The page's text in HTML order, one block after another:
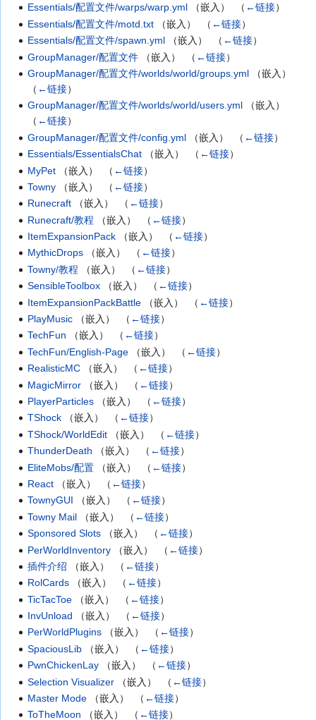
Essentials/配置文件/warps/warp.yml （嵌入） ‎ （ ←链接）
Essentials/配置文件/motd.txt （嵌入） ‎ （ ←链接）
Essentials/配置文件/spawn.yml （嵌入） ‎ （ ←链接）
GroupManager/配置文件 （嵌入） ‎ （ ←链接）
GroupManager/配置文件/worlds/world/groups.yml （嵌入） ‎
（ ←链接）
GroupManager/配置文件/worlds/world/users.yml （嵌入） ‎
（ ←链接）
GroupManager/配置文件/config.yml （嵌入） ‎ （ ←链接）
Essentials/EssentialsChat （嵌入） ‎ （ ←链接）
MyPet （嵌入） ‎ （ ←链接）
Towny （嵌入） ‎ （ ←链接）
Runecraft （嵌入） ‎ （ ←链接）
Runecraft/教程 （嵌入） ‎ （ ←链接）
ItemExpansionPack （嵌入） ‎ （ ←链接）
MythicDrops （嵌入） ‎ （ ←链接）
Towny/教程 （嵌入） ‎ （ ←链接）
SensibleToolbox （嵌入） ‎ （ ←链接）
ItemExpansionPackBattle （嵌入） ‎ （ ←链接）
PlayMusic （嵌入） ‎ （ ←链接）
TechFun （嵌入） ‎ （ ←链接）
TechFun/English-Page （嵌入） ‎ （ ←链接）
RealisticMC （嵌入） ‎ （ ←链接）
MagicMirror （嵌入） ‎ （ ←链接）
PlayerParticles （嵌入） ‎ （ ←链接）
TShock （嵌入） ‎ （ ←链接）
TShock/WorldEdit （嵌入） ‎ （ ←链接）
ThunderDeath （嵌入） ‎ （ ←链接）
EliteMobs/配置 （嵌入） ‎ （ ←链接）
React （嵌入） ‎ （ ←链接）
TownyGUI （嵌入） ‎ （ ←链接）
Towny Mail （嵌入） ‎ （ ←链接）
Sponsored Slots （嵌入） ‎ （ ←链接）
PerWorldInventory （嵌入） ‎ （ ←链接）
插件介绍 （嵌入） ‎ （ ←链接）
RolCards （嵌入） ‎ （ ←链接）
TicTacToe （嵌入） ‎ （ ←链接）
InvUnload （嵌入） ‎ （ ←链接）
PerWorldPlugins （嵌入） ‎ （ ←链接）
SpaciousLib （嵌入） ‎ （ ←链接）
PwnChickenLay （嵌入） ‎ （ ←链接）
Selection Visualizer （嵌入） ‎ （ ←链接）
Master Mode （嵌入） ‎ （ ←链接）
ToTheMoon （嵌入） ‎ （ ←链接）